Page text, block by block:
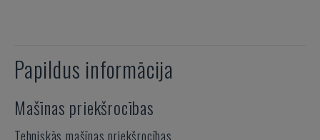
Papildus informācija
Mašīnas priekšrocības
Tehniskās mašīnas priekšrocības